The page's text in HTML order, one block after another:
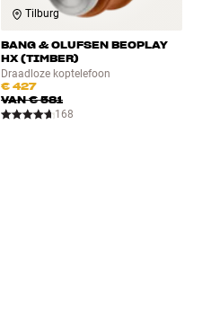
Tilburg
BANG & OLUFSEN BEOPLAY
HX (TIMBER)
Draadloze koptelefoon
€ 427
VAN€ 581
168